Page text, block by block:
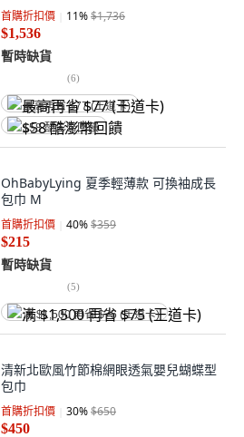
首購折扣價 11%$1,736
$1,536
暫時缺貨
(6)
最高再省 $77 (王道卡)
$58 酷澎幣回饋
OhBabyLying 夏季輕薄款 可換袖成長
包巾 M
首購折扣價 40%$359
$215
暫時缺貨
(5)
满 $1,500 再省 $75 (王道卡)
清新北歐風竹節棉網眼透氣嬰兒蝴蝶型
包巾
首購折扣價 30%$650
$450